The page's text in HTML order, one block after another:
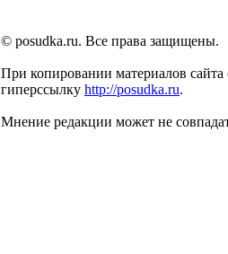
© posudka.ru. Все права защищены.
При копировании материалов сайта
гиперссылку http://posudka.ru.
Мнение редакции может не